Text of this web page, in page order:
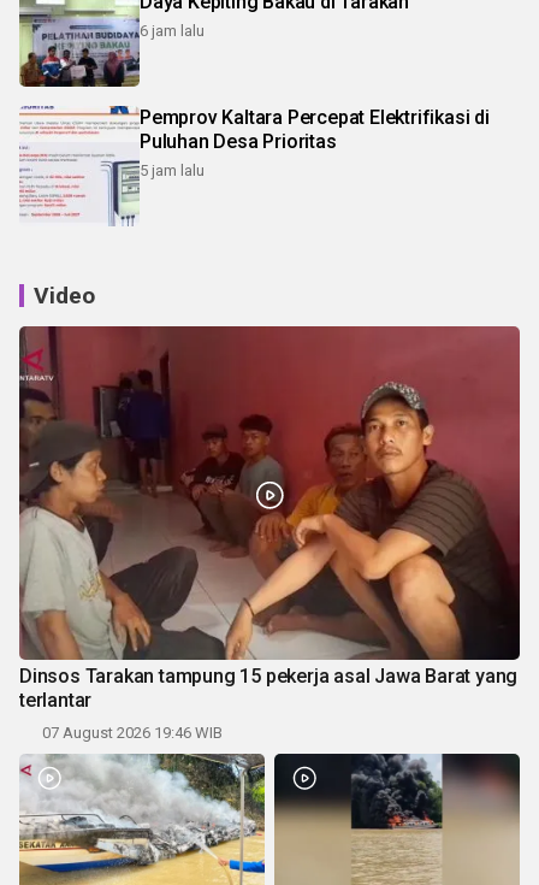
6 jam lalu
Pemprov Kaltara Percepat Elektrifikasi di
Puluhan Desa Prioritas
5 jam lalu
Video
Dinsos Tarakan tampung 15 pekerja asal Jawa Barat yang
terlantar
07 August 2026 19:46 WIB